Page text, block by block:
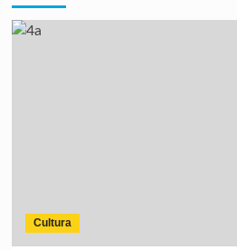
Cultura